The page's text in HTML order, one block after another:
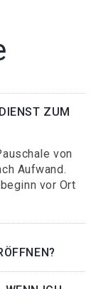
ZUM
von
Aufwand.
vor Ort